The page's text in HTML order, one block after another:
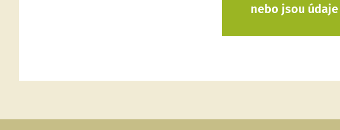
nebo jsou